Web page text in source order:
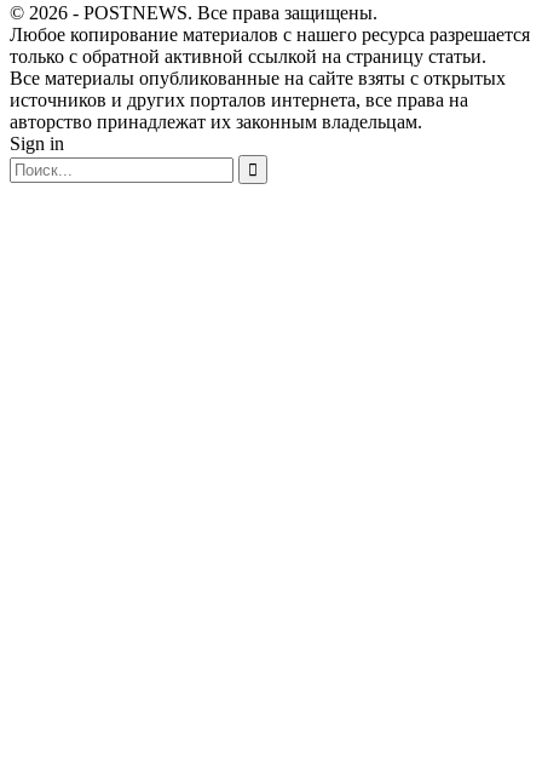
© 2026 - POSTNEWS. Все права защищены.
Любое копирование материалов с нашего ресурса разрешается
только с обратной активной ссылкой на страницу статьи.
Все материалы опубликованные на сайте взяты с открытых
источников и других порталов интернета, все права на
авторство принадлежат их законным владельцам.
Sign in